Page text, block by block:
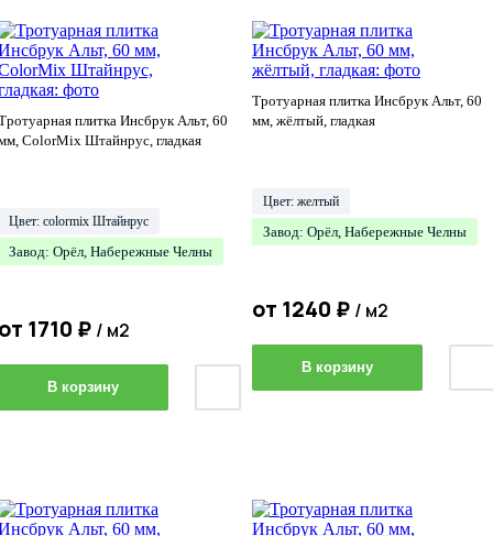
плитка Инсбрук Альт, 60
ColorMix Штайнрус, гладкая
Цвет: colormix Штайнрус
Завод: Орёл, Набережные Челны
1710 ₽ / м2
В корзину
Тротуарная плитка Инсбрук Альт, 60
мм, жёлтый, гладкая
Цвет: желтый
Завод: Орёл, Набережные Челны
от 1240 ₽ / м2
В корзину